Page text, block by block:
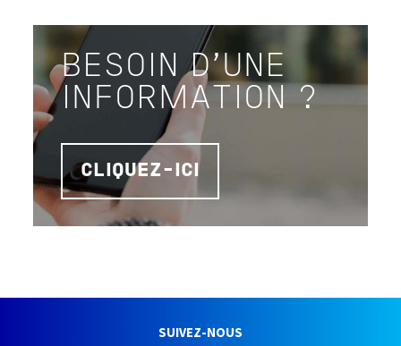
BESOIN D'UNE
INFORMATION ?
CLIQUEZ-ICI
SUIVEZ-NOUS